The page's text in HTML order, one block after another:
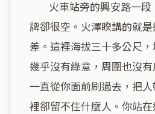
牌卻很空。火澤睽講的就
差。這裡海拔三十多公尺
幾乎沒有綠意，周圍也沒
一直從你面前刷過去，把
裡卻留不住什麼人。你站